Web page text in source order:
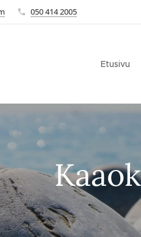
050 414 2005
Etusivu